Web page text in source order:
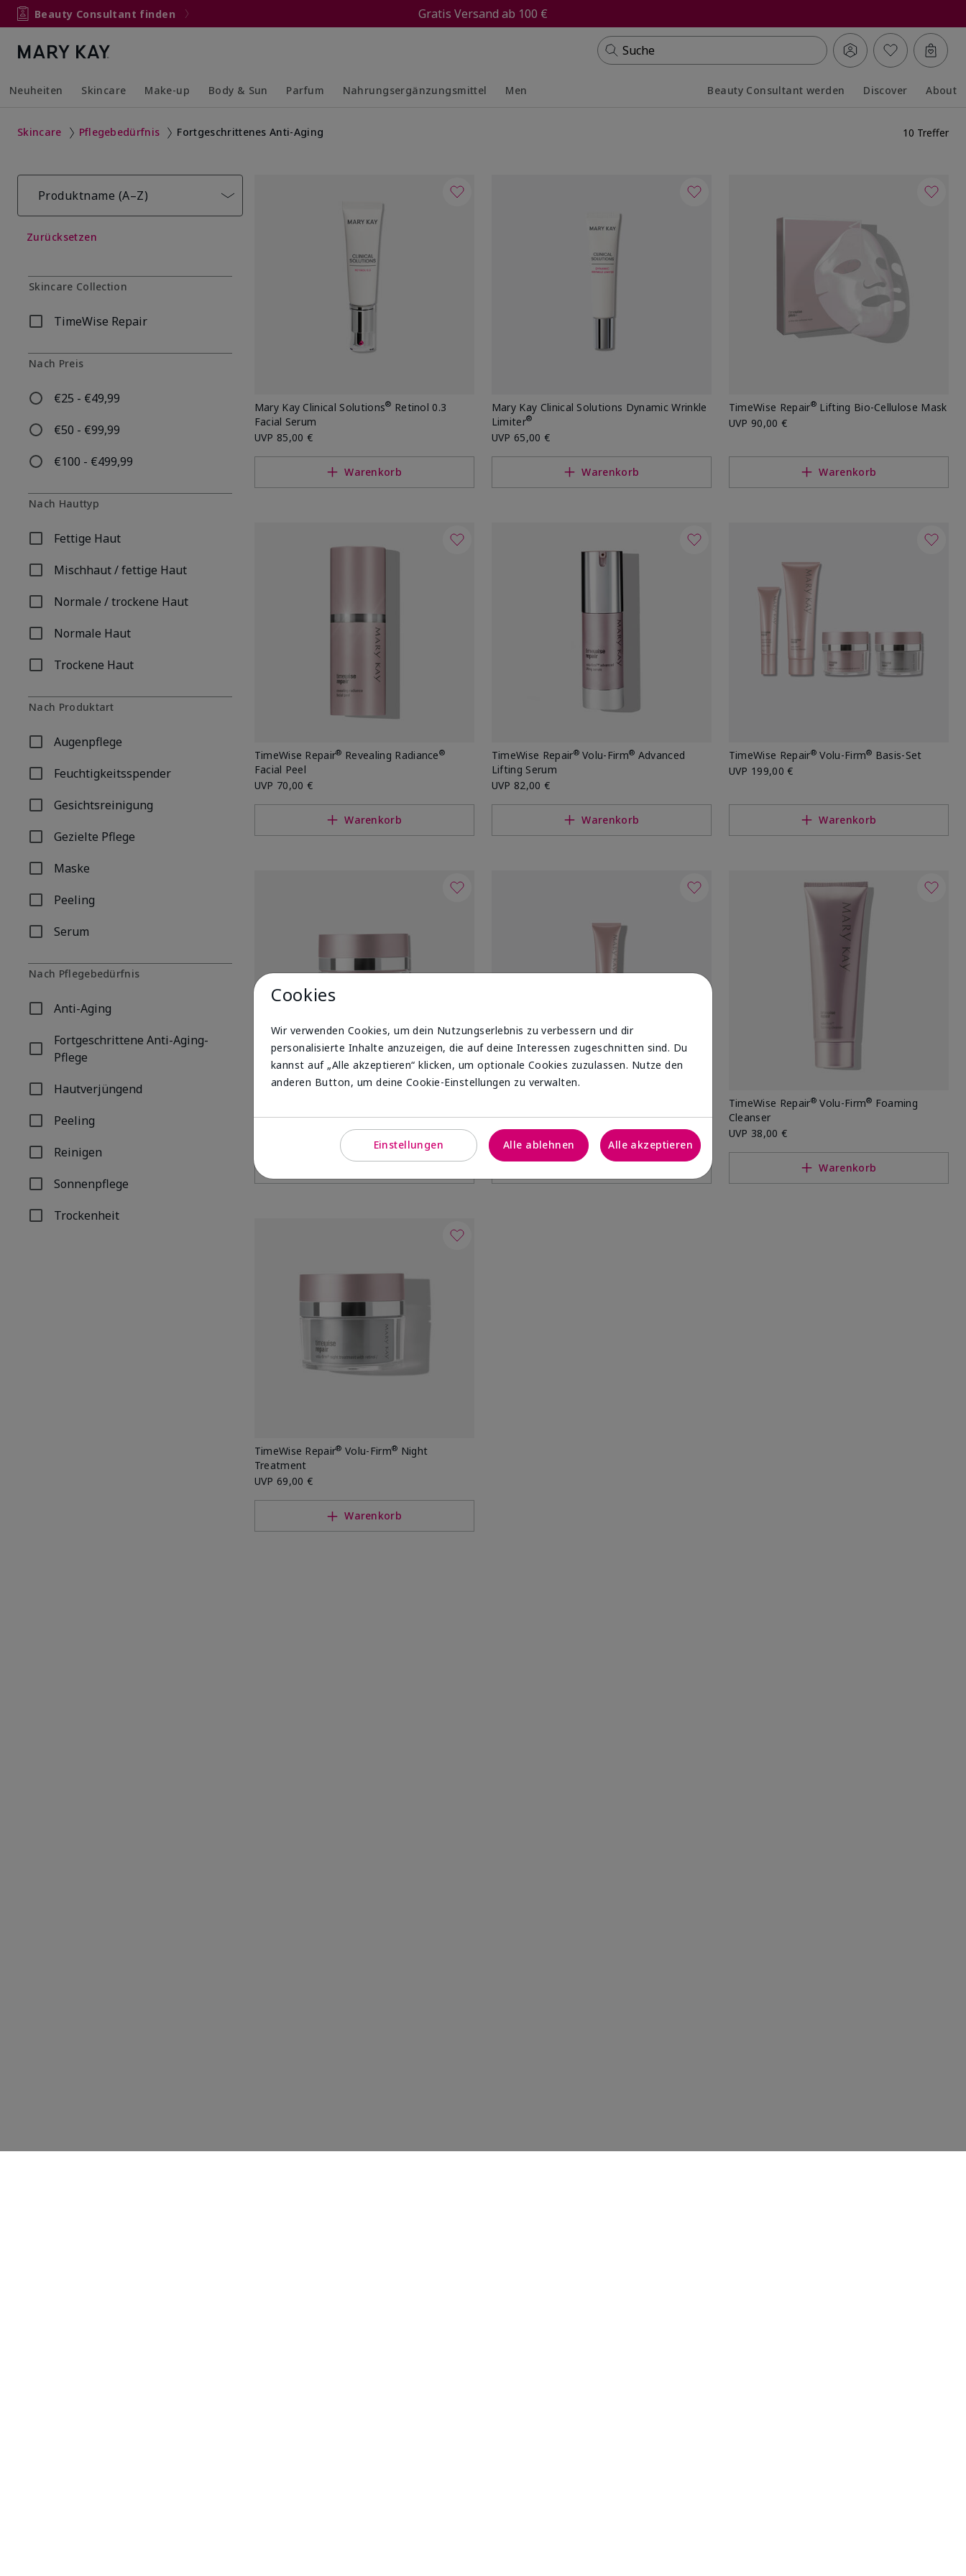
Beauty Consultant finden Gratis Versand ab 100 €
Suche
Neuheiten Skincare Make-up Body & Sun Parfum Nahrungsergänzungsmittel Men Beauty Consultant werden Discover About
Skincare Pflegebedürfnis Fortgeschrittenes Anti-Aging 10 Treffer
Produktname (A–Z)
Zurücksetzen
Skincare Collection
TimeWise Repair
Filtern nach Skincare Collection: TimeWise Repair
Nach Preis
€25 - €49,99
Filtern nach Nach Preis: €25 - €49,99
€50 - €99,99
Filtern nach Nach Preis: €50 - €99,99
€100 - €499,99
Filtern nach Nach Preis: €100 - €499,99
Nach Hauttyp
Fettige Haut
Filtern nach Nach Hauttyp: Fettige Haut
Mischhaut / fettige Haut
Filtern nach Nach Hauttyp: Mischhaut / fettige Haut
Normale / trockene Haut
Filtern nach Nach Hauttyp: Normale / trockene Haut
Normale Haut
Filtern nach Nach Hauttyp: Normale Haut
Trockene Haut
Filtern nach Nach Hauttyp: Trockene Haut
Nach Produktart
Augenpflege
Filtern nach Nach Produktart: Augenpflege
Feuchtigkeitsspender
Filtern nach Nach Produktart: Feuchtigkeitsspender
Gesichtsreinigung
Filtern nach Nach Produktart: Gesichtsreinigung
Gezielte Pflege
Filtern nach Nach Produktart: Gezielte Pflege
Maske
Filtern nach Nach Produktart: Maske
Peeling
Filtern nach Nach Produktart: Peeling
Serum
Filtern nach Nach Produktart: Serum
Nach Pflegebedürfnis
Anti-Aging
Filtern nach Nach Pflegebedürfnis: Anti-Aging
Fortgeschrittene Anti-Aging-
Pflege
Filtern nach Nach Pflegebedürfnis: Fortgeschrittene Anti-Aging-Pflege
Hautverjüngend
Filtern nach Nach Pflegebedürfnis: Hautverjüngend
Peeling
Filtern nach Nach Pflegebedürfnis: Peeling
Reinigen
Filtern nach Nach Pflegebedürfnis: Reinigen
Sonnenpflege
Filtern nach Nach Pflegebedürfnis: Sonnenpflege
Trockenheit
Filtern nach Nach Pflegebedürfnis: Trockenheit
Mary Kay Clinical Solutions® Retinol 0.3
Facial Serum
UVP 85,00 €
Warenkorb
Mary Kay Clinical Solutions Dynamic Wrinkle
Limiter®
UVP 65,00 €
Warenkorb
TimeWise Repair®Lifting Bio-Cellulose Mask
UVP90,00 €
Warenkorb
TimeWise Repair® Revealing Radiance®
Facial Peel
UVP 70,00 €
Warenkorb
TimeWise Repair®Volu-Firm® Advanced
Lifting Serum
UVP 82,00 €
Warenkorb
TimeWise Repair®Volu-Firm® Basis-Set
UVP 199,00 €
Warenkorb
LSF 30
Cream
UVP56,00 €
TimeWise Repair®Volu-Firm® Foaming
Cleanser
UVP 38,00 €
Warenkorb
TimeWise Repair® Volu-Firm® Night
Treatment
UVP 69,00 €
Warenkorb
Cookies
Wir verwenden Cookies, um dein Nutzungserlebnis zu verbessern und dir
personalisierte Inhalte anzuzeigen, die auf deine Interessen zugeschnitten sind. Du
kannst auf „Alle akzeptieren“ klicken, um optionale Cookies zuzulassen. Nutze den
anderen Button, um deine Cookie-Einstellungen zu verwalten.
Einstellungen Alle ablehnen Alle akzeptieren